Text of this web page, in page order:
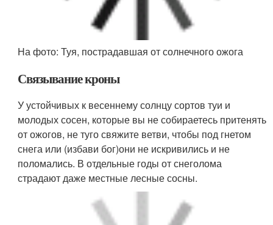
ветвям изначальное положение. Не пытайтесь
растопить лед на ветвях феном или теплой во -дой –
почки могут преждевременно проснуться от тепла, и к
уже случившейся беде добавится новая. Лед сойдет
температура воздуха будет еще отрицательной.